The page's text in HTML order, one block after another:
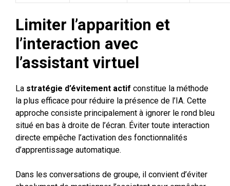
Limiter l’apparition et
l’interaction avec
l’assistant virtuel
La stratégie d’évitement actif constitue la méthode
la plus efficace pour réduire la présence de l’IA. Cette
approche consiste principalement à ignorer le rond bleu
situé en bas à droite de l’écran. Éviter toute interaction
directe empêche l’activation des fonctionnalités
d’apprentissage automatique.
Dans les conversations de groupe, il convient d’éviter